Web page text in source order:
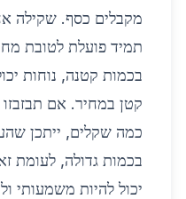
מקבלים כסף. שקילה
תמיד פועלת לטובת
בכמות קטנה, נוחות
קטן במחיר. אם
כמה שקלים, ייתכן
בכמות גדולה, לעומת
יכול להיות משמעותי